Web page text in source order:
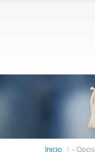
Inicio / -